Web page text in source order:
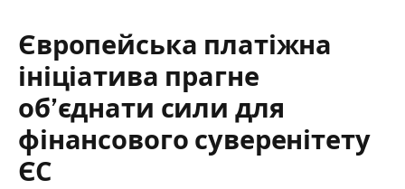
Європейська платіжна
ініціатива прагне
об’єднати сили для
фінансового суверенітету
ЄС